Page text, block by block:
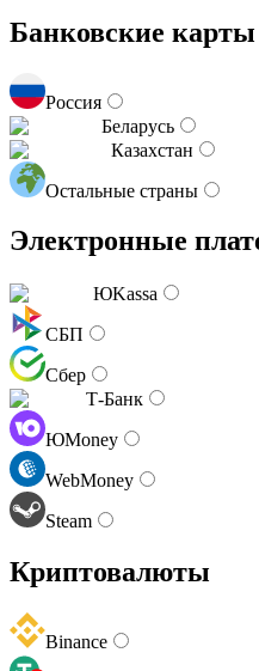
Банковские карты
Россия
Беларусь
Казахстан
Остальные страны
Электронные
ЮKassa
СБП
Сбер
Т-Банк
ЮMoney
WebMoney
Steam
Криптовалюты
Binance